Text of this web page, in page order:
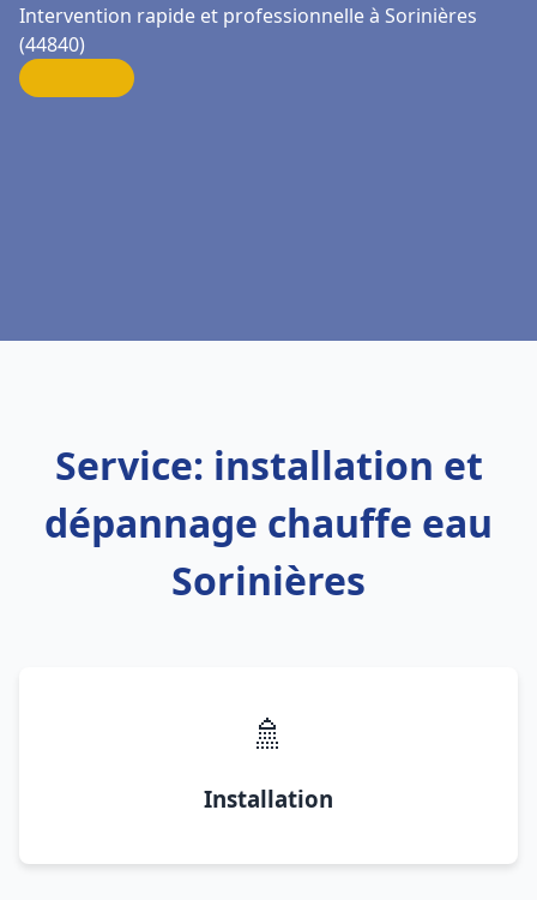
Intervention rapide et professionnelle à Sorinières
(44840)
Service: installation et
dépannage chauffe eau
Sorinières
🚿
Installation